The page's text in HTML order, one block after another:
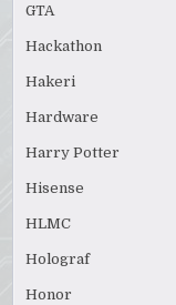
GTA
Hackathon
Hakeri
Hardware
Harry Potter
Hisense
HLMC
Holograf
Honor